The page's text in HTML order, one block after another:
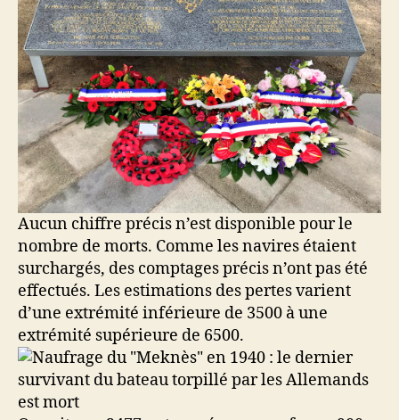
Aucun chiffre précis n’est disponible pour le
nombre de morts. Comme les navires étaient
surchargés, des comptages précis n’ont pas été
effectués. Les estimations des pertes varient
d’une extrémité inférieure de 3500 à une
extrémité supérieure de 6500.